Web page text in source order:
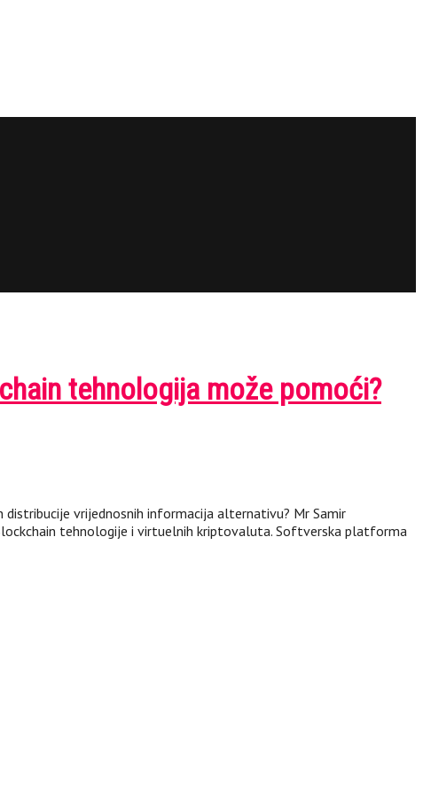
tehnologija može pomoći?
vrijednosnih informacija alternativu? Mr Samir
tehnologije i virtuelnih kriptovaluta. Softverska platforma